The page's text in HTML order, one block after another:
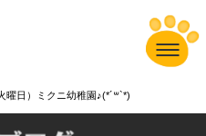
曜日）ミクニ幼稚園♪(*´꒳`*)